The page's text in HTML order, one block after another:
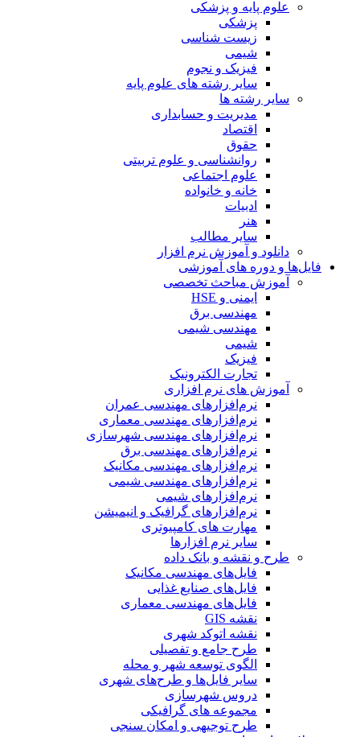
علوم پایه و پزشکی
پزشکی
زیست شناسی
شیمی
فیزیک و نجوم
سایر رشته های علوم پایه
سایر رشته ها
مدیریت و حسابداری
اقتصاد
حقوق
روانشناسی و علوم تربیتی
علوم اجتماعی
خانه و خانواده
ادبیات
هنر
سایر مطالب
دانلود و آموزش نرم افزار
فایل‌ها و دوره های آموزشی
آموزش مباحث تخصصی
ایمنی و HSE
مهندسی برق
مهندسی شیمی
شیمی
فیزیک
تجارت الکترونیک
آموزش های نرم افزاری
نرم‌افزارهای مهندسی عمران
نرم‌افزارهای مهندسی معماری
نرم‌افزارهای مهندسی شهرسازی
نرم‌افزارهای مهندسی برق
نرم‌افزارهای مهندسی مکانیک
نرم‌افزارهای مهندسی شیمی
نرم‌افزارهای شیمی
نرم‌افزارهای گرافیک و انیمیشن
مهارت های کامپیوتری
سایر نرم افزارها
طرح و نقشه و بانک داده
فایل‌های مهندسی مکانیک
فایل‌های صنایع غذایی
فایل‌های مهندسی معماری
نقشه GIS
نقشه اتوکد شهری
طرح جامع و تفصیلی
الگوی توسعه شهر و محله
سایر فایل‌ها و طرح‌های شهری
دروس شهرسازی
مجموعه های گرافیکی
طرح توجیهی و امکان سنجی